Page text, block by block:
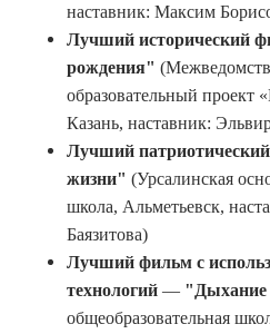
наставник: Максим
Лучший исторический
рождения"
образовательный проект
Казань, наставник:
Лучший
жизни" (Урсалинская
школа, Альметьевск,
Баязитова)
Лучший фильм с
технологий — "Дыхание
общеобразовательная